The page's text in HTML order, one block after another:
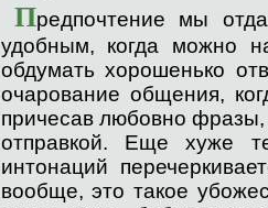
Предпочтение мы
удобным, когда можно
обдумать хорошенько
очарование общения,
причесав любовно
отправкой. Еще хуже
интонаций
вообще, это такое